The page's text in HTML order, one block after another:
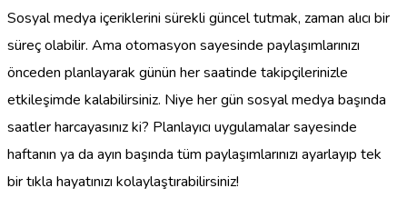
Sosyal medya içeriklerini sürekli güncel tutmak, zaman alıcı bir
süreç olabilir. Ama otomasyon sayesinde paylaşımlarınızı
önceden planlayarak günün her saatinde takipçilerinizle
etkileşimde kalabilirsiniz. Niye her gün sosyal medya başında
saatler harcayasınız ki? Planlayıcı uygulamalar sayesinde
haftanın ya da ayın başında tüm paylaşımlarınızı ayarlayıp tek
bir tıkla hayatınızı kolaylaştırabilirsiniz!